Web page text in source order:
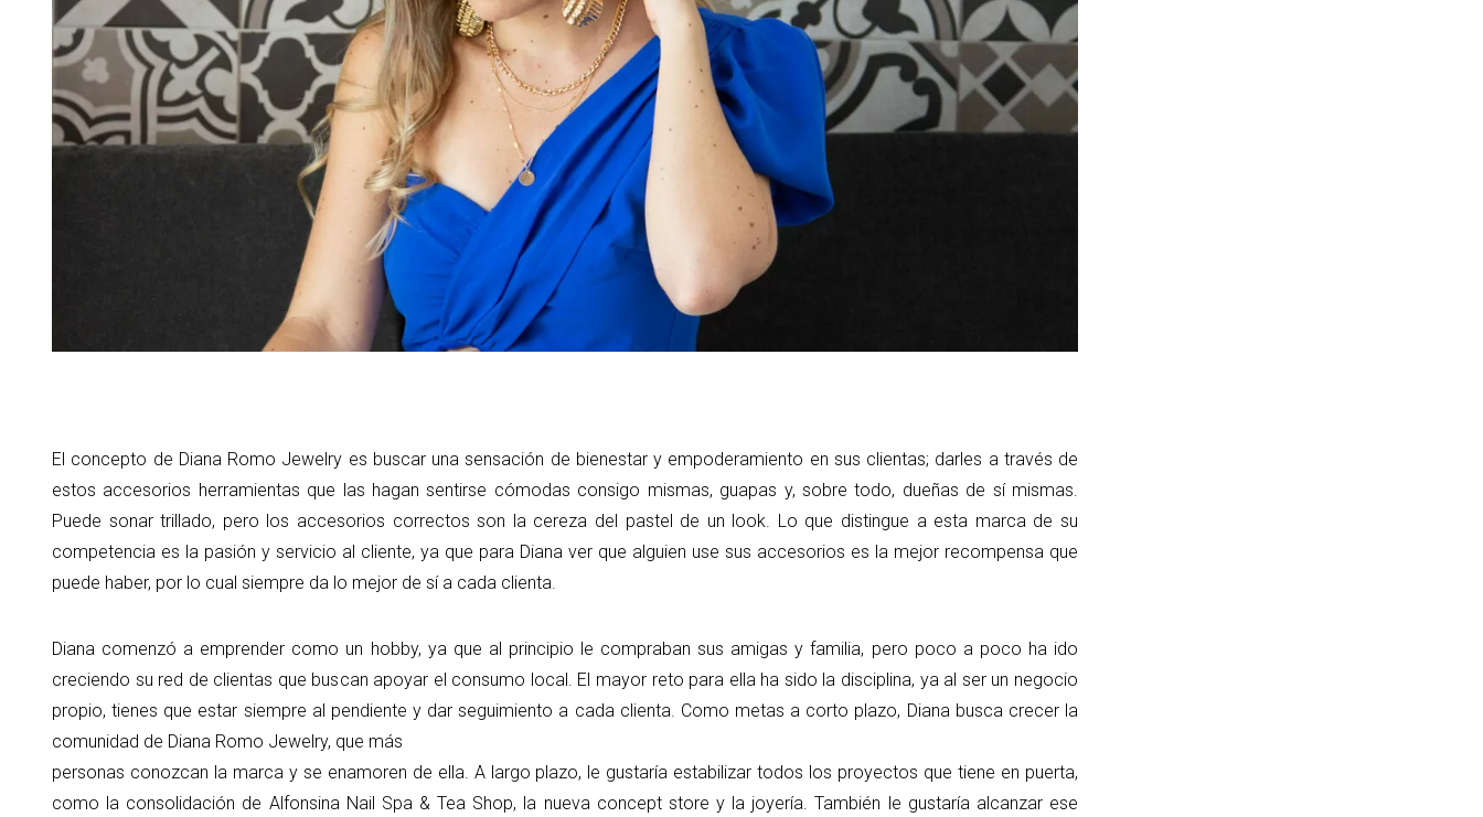
El concepto de Diana Romo Jewelry es buscar una sensación de bienestar y empoderamiento en sus clientas; darles a través de
estos accesorios herramientas que las hagan sentirse cómodas consigo mismas, guapas y, sobre todo, dueñas de sí mismas.
Puede sonar trillado, pero los accesorios correctos son la cereza del pastel de un look. Lo que distingue a esta marca de su
competencia es la pasión y servicio al cliente, ya que para Diana ver que alguien use sus accesorios es la mejor recompensa que
puede haber, por lo cual siempre da lo mejor de sí a cada clienta.
Diana comenzó a emprender como un hobby, ya que al principio le compraban sus amigas y familia, pero poco a poco ha ido
creciendo su red de clientas que buscan apoyar el consumo local. El mayor reto para ella ha sido la disciplina, ya al ser un negocio
propio, tienes que estar siempre al pendiente y dar seguimiento a cada clienta. Como metas a corto plazo, Diana busca crecer la
comunidad de Diana Romo Jewelry, que más
personas conozcan la marca y se enamoren de ella. A largo plazo, le gustaría estabilizar todos los proyectos que tiene en puerta,
como la consolidación de Alfonsina Nail Spa & Tea Shop, la nueva concept store y la joyería. También le gustaría alcanzar ese